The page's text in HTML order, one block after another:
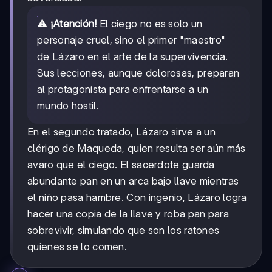
⚠️ ¡Atención! El ciego no es solo un
personaje cruel, sino el primer "maestro"
de Lázaro en el arte de la supervivencia.
Sus lecciones, aunque dolorosas, preparan
al protagonista para enfrentarse a un
mundo hostil.
En el segundo tratado, Lázaro sirve a un
clérigo de Maqueda, quien resulta ser aún más
avaro que el ciego. El sacerdote guarda
abundante pan en un arca bajo llave mientras
el niño pasa hambre. Con ingenio, Lázaro logra
hacer una copia de la llave y roba pan para
sobrevivir, simulando que son los ratones
quienes se lo comen.